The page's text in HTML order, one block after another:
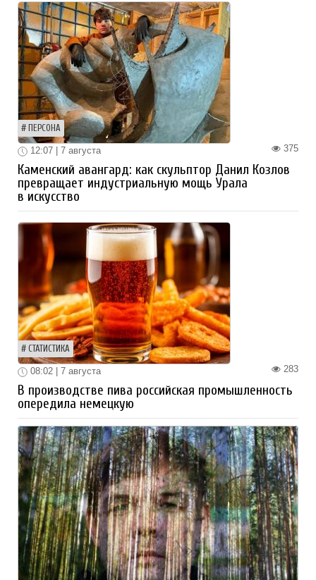
ПЕРСОНА
375
12:07 | 7 августа
Каменский авангард: как скульптор Данил Козлов
превращает индустриальную мощь Урала
в искусство
СТАТИСТИКА
283
08:02 | 7 августа
В производстве пива российская промышленность
опередила немецкую